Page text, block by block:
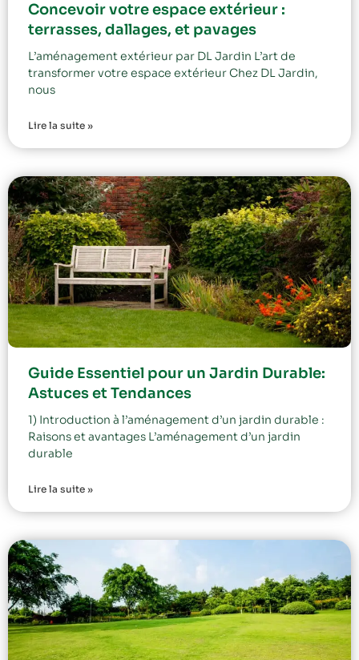
Concevoir votre espace extérieur :
terrasses, dallages, et pavages
L’aménagement extérieur par DL Jardin L’art de
transformer votre espace extérieur Chez DL Jardin,
nous
Lire la suite »
Guide Essentiel pour un Jardin Durable:
Astuces et Tendances
1) Introduction à l’aménagement d’un jardin durable :
Raisons et avantages L’aménagement d’un jardin
durable
Lire la suite »